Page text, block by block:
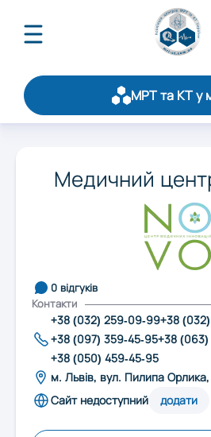
Щорічний рейтинг
Статистика
Стати партнером
Обслуговування
МРТ та КТ у
Житомир
Запоріжжя
Медичний
0 відгуків
Контакти
+38 (032) 259-09-99+38
+38 (097) 359-45-95+38
+38 (050) 459-45-95
м. Львів, вул. Пилипа
Сайт недоступний
додати